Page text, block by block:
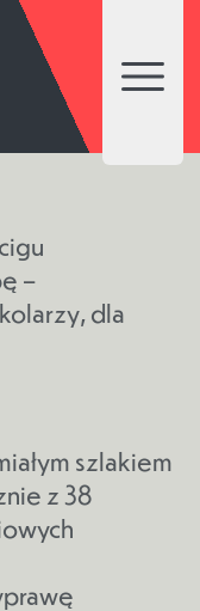
Open
–
dla
szlakiem
z 38